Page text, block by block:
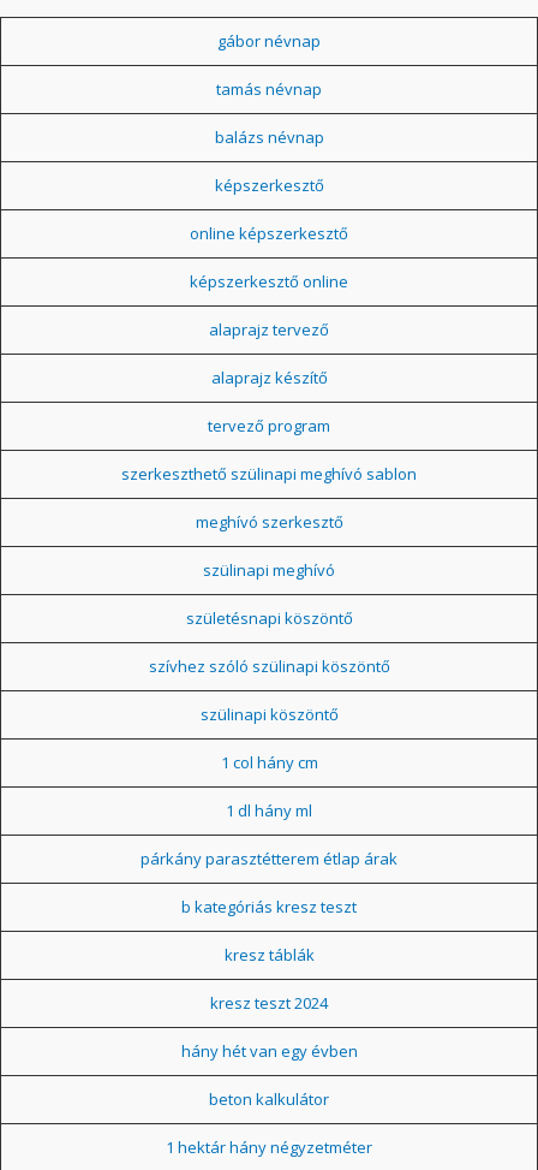
gábor névnap
tamás névnap
balázs névnap
képszerkesztő
online képszerkesztő
képszerkesztő online
alaprajz tervező
alaprajz készítő
tervező program
szerkeszthető szülinapi meghívó sablon
meghívó szerkesztő
szülinapi meghívó
születésnapi köszöntő
szívhez szóló szülinapi köszöntő
szülinapi köszöntő
1 col hány cm
1 dl hány ml
párkány parasztétterem étlap árak
b kategóriás kresz teszt
kresz táblák
kresz teszt 2024
hány hét van egy évben
beton kalkulátor
1 hektár hány négyzetméter